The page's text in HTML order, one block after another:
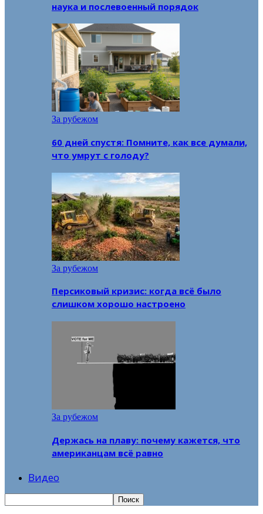
наука и послевоенный порядок
За рубежом
60 дней спустя: Помните, как все думали,
что умрут с голоду?
За рубежом
Персиковый кризис: когда всё было
слишком хорошо настроено
За рубежом
Держась на плаву: почему кажется, что
американцам всё равно
Видео